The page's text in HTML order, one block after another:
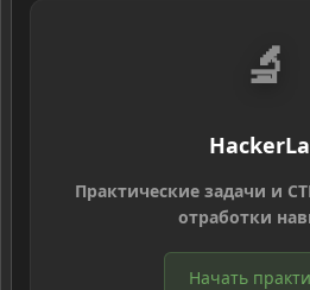
🔬
Практические задачи и
отработки
Начать